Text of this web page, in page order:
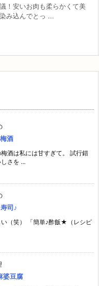
！安いお肉も柔らかくて美
み込んでとっ ...
酒
酒は私には甘すぎて。 試行錯
さを ...
司♪
（笑） 「簡単♪酢飯★（レシピ
婆豆腐